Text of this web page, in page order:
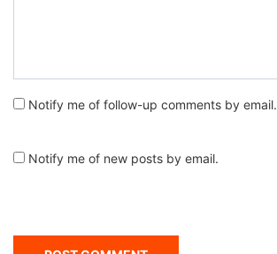
Notify me of follow-up comments by email.
Notify me of new posts by email.